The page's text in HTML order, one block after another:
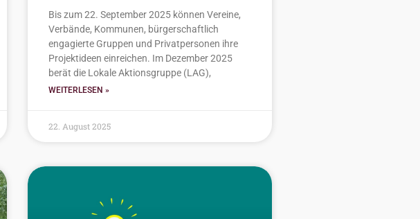
Bis zum 22. September 2025 können Vereine,
Verbände, Kommunen, bürgerschaftlich
engagierte Gruppen und Privatpersonen ihre
Projektideen einreichen. Im Dezember 2025
berät die Lokale Aktionsgruppe (LAG),
WEITERLESEN »
22. August 2025